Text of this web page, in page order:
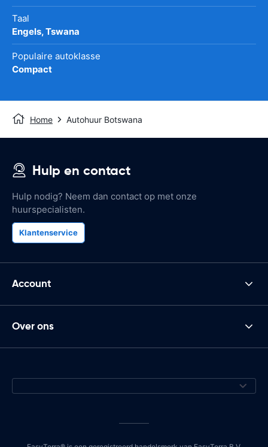
Taal
Engels, Tswana
Populaire autoklasse
Compact
Home Autohuur Botswana
Hulp en contact
Hulp nodig? Neem dan contact op met onze
huurspecialisten.
Klantenservice
Account
Over ons